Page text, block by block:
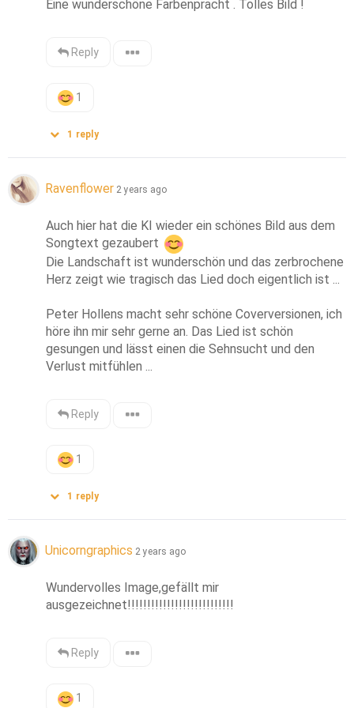
Eine wunderschöne Farbenpracht . Tolles Bild !
Reply
1
1 reply
Ravenflower 2 years ago
Auch hier hat die KI wieder ein schönes Bild aus dem
Songtext gezaubert
Die Landschaft ist wunderschön und das zerbrochene
Herz zeigt wie tragisch das Lied doch eigentlich ist ...
Peter Hollens macht sehr schöne Coverversionen, ich
höre ihn mir sehr gerne an. Das Lied ist schön
gesungen und lässt einen die Sehnsucht und den
Verlust mitfühlen ...
Reply
1
1 reply
Unicorngraphics 2 years ago
Wundervolles Image,gefällt mir
ausgezeichnet!!!!!!!!!!!!!!!!!!!!!!!!!!!
Reply
1